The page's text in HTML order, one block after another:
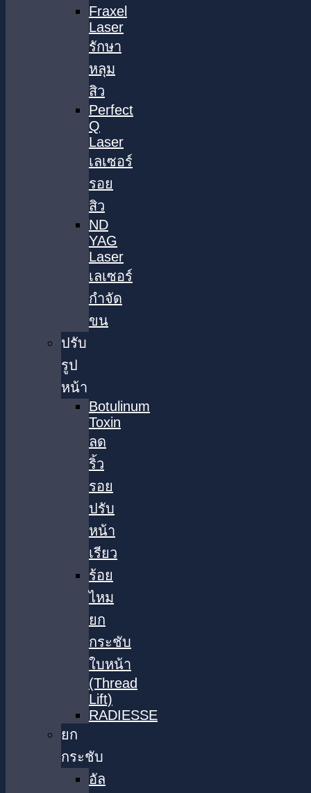
Fraxel
Laser
รักษา
หลุม
สิว
Perfect
Q
Laser
เลเซอร์
รอย
สิว
ND
YAG
Laser
เลเซอร์
กำจัด
ขน
ปรับ
รูป
หน้า
Botulinum
Toxin
ลด
ริ้ว
รอย
ปรับ
หน้า
เรียว
ร้อย
ไหม
ยก
กระชับ
ใบหน้า
(Thread
Lift)
RADIESSE
ยก
กระชับ
อัล